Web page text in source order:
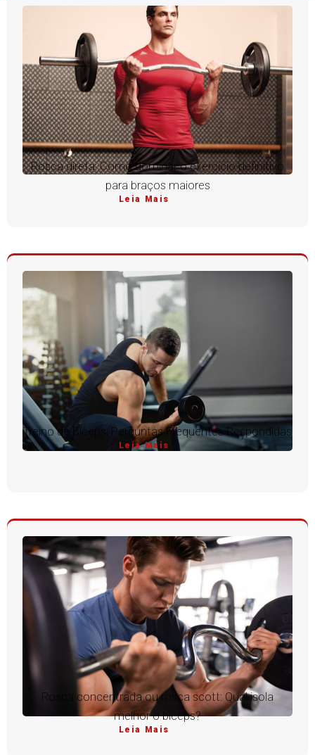
Rosca direta: Como dominar o exercício definitivo
para braços maiores
Leia Mais
Treino de Bíceps: Perguntas Frequentes Respondidas
Leia Mais
Rosca concentrada ou rosca scott: Qual isola
melhor o bíceps?
Leia Mais